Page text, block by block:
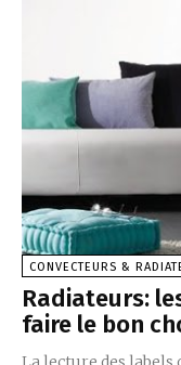
CONVECTEURS &
Radiateurs:
faire le bon